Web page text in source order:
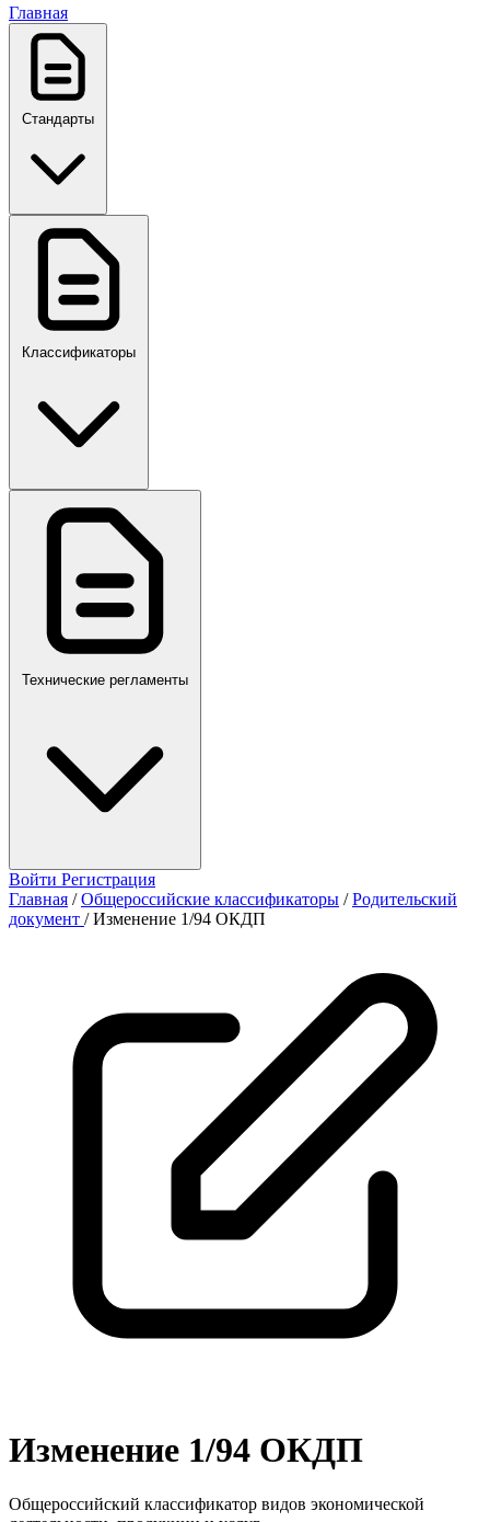
Главная
Стандарты
ГОСТ, ГОСТ Р, ПНСТ
ПР,Р,ПМГ,РМГ
Классификаторы
Технические регламенты
Войти Регистрация
Главная / Общероссийские классификаторы / Родительский
документ / Изменение 1/94 ОКДП
Изменение 1/94 ОКДП
Общероссийский классификатор видов экономической